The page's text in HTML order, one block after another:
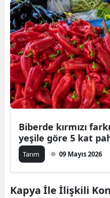
Biberde kırmızı
yeşile göre 5 kat
Tarım 09 Mayıs 2026
Kapya İle İlişkili